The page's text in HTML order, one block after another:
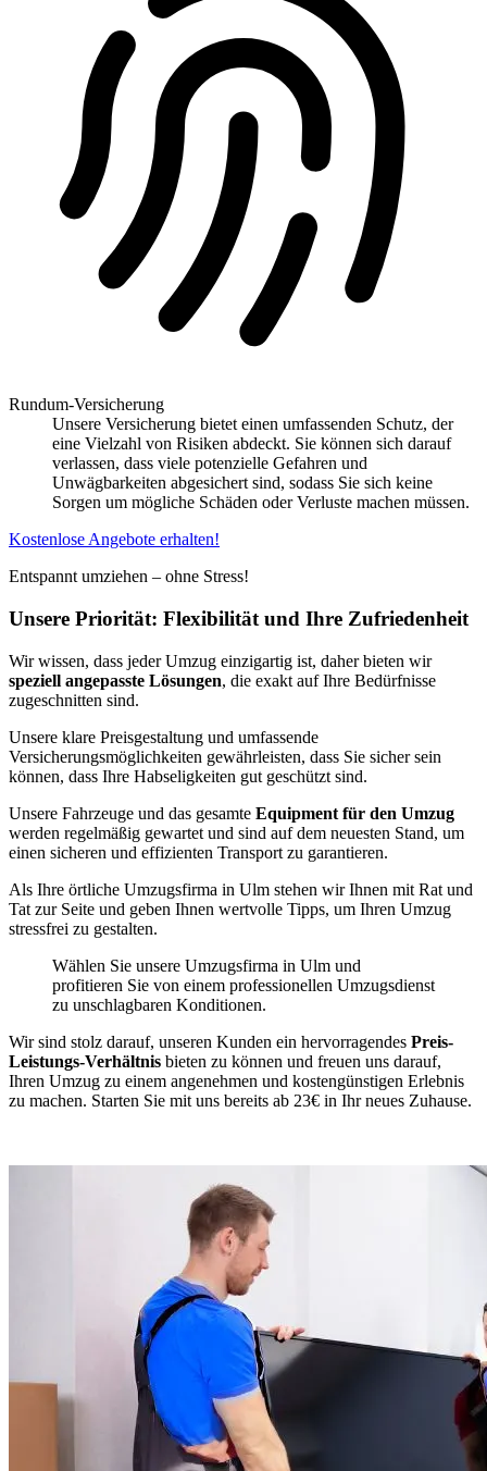
Rundum-Versicherung
Unsere Versicherung bietet einen umfassenden Schutz, der
eine Vielzahl von Risiken abdeckt. Sie können sich darauf
verlassen, dass viele potenzielle Gefahren und
Unwägbarkeiten abgesichert sind, sodass Sie sich keine
Sorgen um mögliche Schäden oder Verluste machen müssen.
Kostenlose Angebote erhalten!
Entspannt umziehen – ohne Stress!
Unsere Priorität: Flexibilität und Ihre Zufriedenheit
Wir wissen, dass jeder Umzug einzigartig ist, daher bieten wir
speziell angepasste Lösungen, die exakt auf Ihre Bedürfnisse
zugeschnitten sind.
Unsere klare Preisgestaltung und umfassende
Versicherungsmöglichkeiten gewährleisten, dass Sie sicher sein
können, dass Ihre Habseligkeiten gut geschützt sind.
Unsere Fahrzeuge und das gesamte Equipment für den Umzug
werden regelmäßig gewartet und sind auf dem neuesten Stand, um
einen sicheren und effizienten Transport zu garantieren.
Als Ihre örtliche Umzugsfirma in Ulm stehen wir Ihnen mit Rat und
Tat zur Seite und geben Ihnen wertvolle Tipps, um Ihren Umzug
stressfrei zu gestalten.
Wählen Sie unsere Umzugsfirma in Ulm und
profitieren Sie von einem professionellen Umzugsdienst
zu unschlagbaren Konditionen.
Wir sind stolz darauf, unseren Kunden ein hervorragendes Preis-
Leistungs-Verhältnis bieten zu können und freuen uns darauf,
Ihren Umzug zu einem angenehmen und kostengünstigen Erlebnis
zu machen. Starten Sie mit uns bereits ab 23€ in Ihr neues Zuhause.